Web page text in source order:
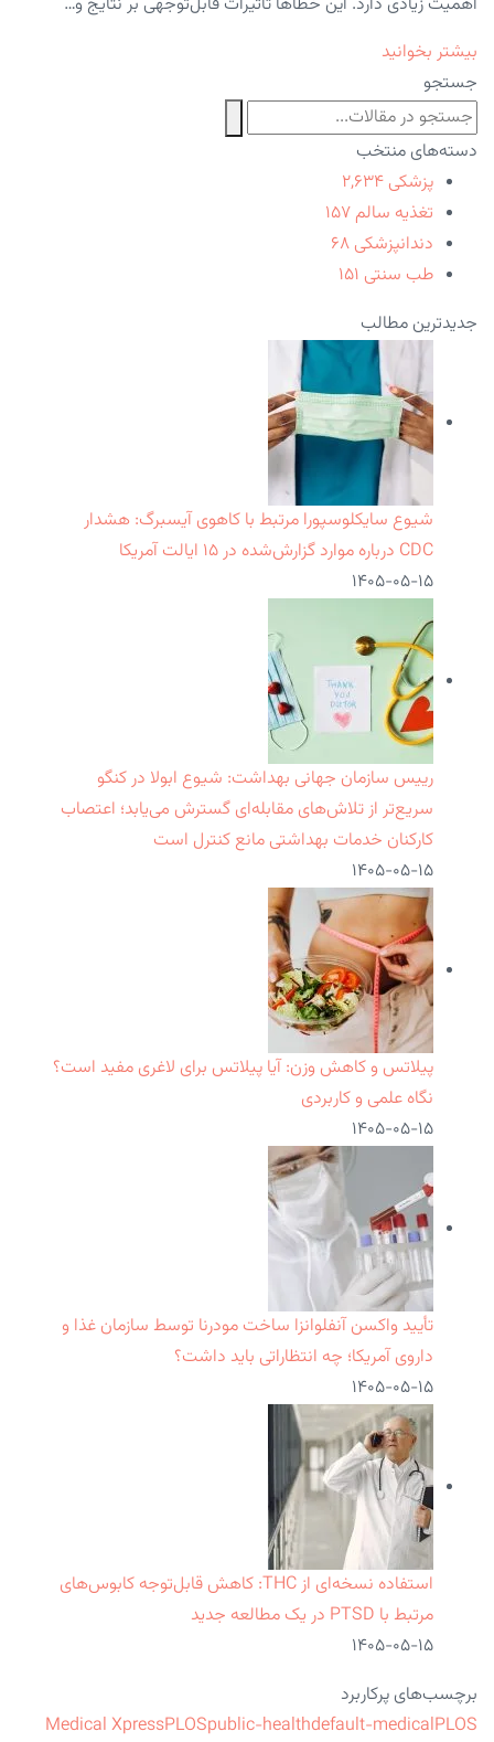
بیشتر بخوانید
جستجو
دسته‌های منتخب
پزشکی ۲,۶۳۴
تغذیه سالم ۱۵۷
دندانپزشکی ۶۸
طب سنتی ۱۵۱
جدیدترین مطالب
شیوع سایکلوسپورا مرتبط با کاهوی آیسبرگ: هشدار
CDC درباره موارد گزارش‌شده در ۱۵ ایالت آمریکا
۱۴۰۵-۰۵-۱۵
رییس سازمان جهانی بهداشت: شیوع ابولا در کنگو
سریع‌تر از تلاش‌های مقابله‌ای گسترش می‌یابد؛ اعتصاب
کارکنان خدمات بهداشتی مانع کنترل است
۱۴۰۵-۰۵-۱۵
پیلاتس و کاهش وزن: آیا پیلاتس برای لاغری مفید است؟
نگاه علمی و کاربردی
۱۴۰۵-۰۵-۱۵
تأیید واکسن آنفلوانزا ساخت مودرنا توسط سازمان غذا و
داروی آمریکا؛ چه انتظاراتی باید داشت؟
۱۴۰۵-۰۵-۱۵
استفاده نسخه‌ای از THC: کاهش قابل‌توجه کابوس‌های
مرتبط با PTSD در یک مطالعه جدید
۱۴۰۵-۰۵-۱۵
برچسب‌های پرکاربرد
Medical XpressPLOSpublic-healthdefault-medicalPLOS